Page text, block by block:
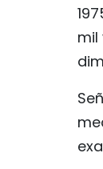
mil